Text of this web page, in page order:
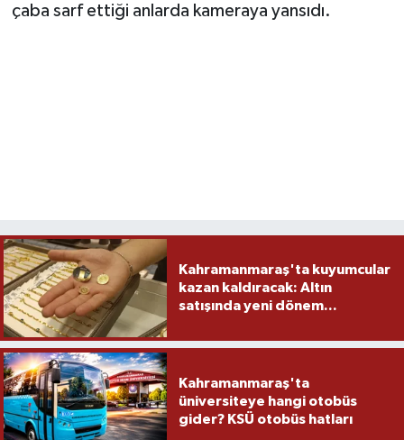
çaba sarf ettiği anlarda kameraya yansıdı.
Kahramanmaraş'ta kuyumcular
kazan kaldıracak: Altın
satışında yeni dönem...
Kahramanmaraş'ta
üniversiteye hangi otobüs
gider? KSÜ otobüs hatları